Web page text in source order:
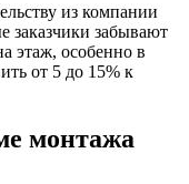
из компании
заказчики забывают
этаж, особенно в
от 5 до 15% к
монтажа